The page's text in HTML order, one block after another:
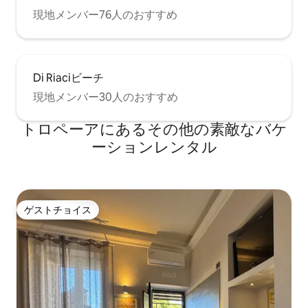
現地メンバー76人のおすすめ
Di Riaciビーチ
現地メンバー30人のおすすめ
トロペーアにあるその他の素敵なバケ
ーションレンタル
ゲストチョイス
ゲストチョイス